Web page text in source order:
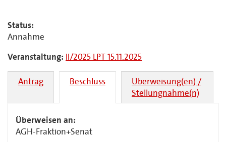
Status:
Annahme
Veranstaltung: II/2025 LPT 15.11.2025
Antrag Beschluss
Überweisung(en) /
Stellungnahme(n)
Überweisen an:
AGH-Fraktion+Senat